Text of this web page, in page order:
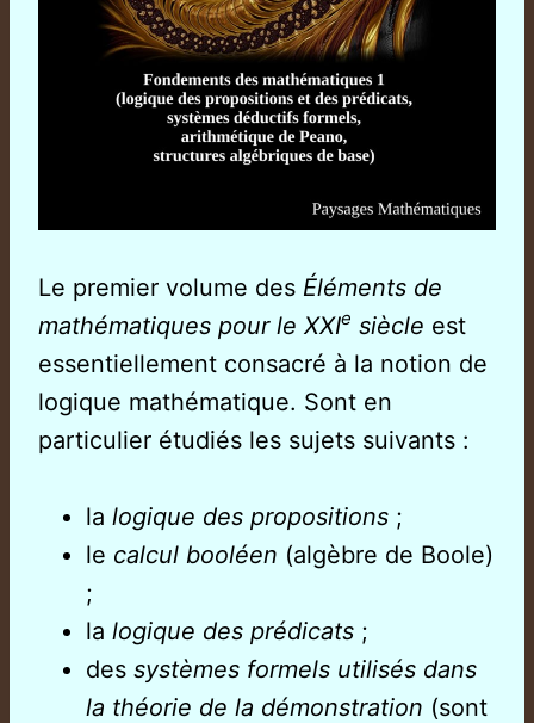
Le premier volume des Éléments de
mathématiques pour le XXIe siècle est
essentiellement consacré à la notion de
logique mathématique. Sont en
particulier étudiés les sujets suivants :
la logique des propositions ;
le calcul booléen (algèbre de Boole)
;
la logique des prédicats ;
des systèmes formels utilisés dans
la théorie de la démonstration (sont